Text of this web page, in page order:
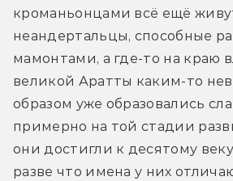
кроманьонцами всё ещё
неандертальцы, способные
мамонтами, а где-то на краю
великой Аратты каким-то
образом уже образовались
примерно на той стадии
они достигли к десятому
разве что имена у них